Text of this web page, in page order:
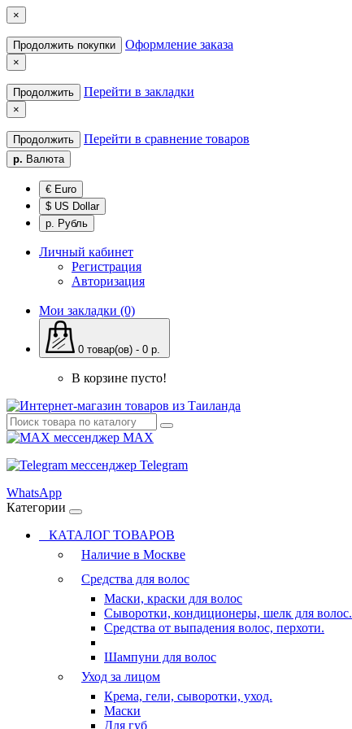
×
Продолжить покупки Оформление заказа
×
Продолжить Перейти в закладки
×
Продолжить Перейти в сравнение товаров
р. Валюта
€ Euro
$ US Dollar
р. Рубль
Личный кабинет
Регистрация
Авторизация
Мои закладки (0)
0 товар(ов) - 0 р.
В корзине пусто!
MAX
Telegram
WhatsApp
Категории
КАТАЛОГ ТОВАРОВ
Наличие в Москве
Средства для волос
Маски, краски для волос
Сыворотки, кондиционеры, шелк для волос.
Средства от выпадения волос, перхоти.
Шампуни для волос
Уход за лицом
Крема, гели, сыворотки, уход.
Маски
Для губ